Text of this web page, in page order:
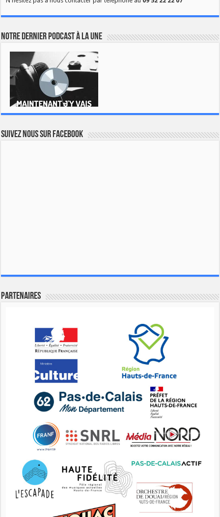
Notre dernier podcast à la une
Suivez nous sur Facebook
Partenaires